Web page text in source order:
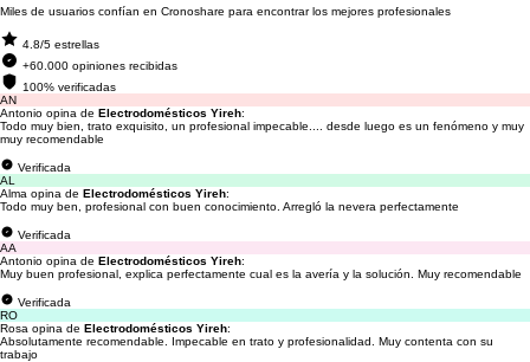
Miles de usuarios confían en Cronoshare para encontrar los mejores profesionales
4.8/5 estrellas
+60.000 opiniones recibidas
100% verificadas
AN
Antonio opina de Electrodomésticos Yireh:
Todo muy bien, trato exquisito, un profesional impecable.... desde luego es un fenómeno y muy
muy recomendable
Verificada
AL
Alma opina de Electrodomésticos Yireh:
Todo muy ben, profesional con buen conocimiento. Arregló la nevera perfectamente
Verificada
AA
Antonio opina de Electrodomésticos Yireh:
Muy buen profesional, explica perfectamente cual es la avería y la solución. Muy recomendable
Verificada
RO
Rosa opina de Electrodomésticos Yireh:
Absolutamente recomendable. Impecable en trato y profesionalidad. Muy contenta con su
trabajo